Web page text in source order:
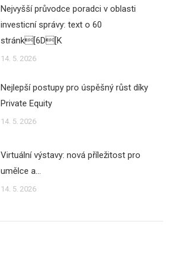
Nejvyšší průvodce poradci v oblasti
investicní správy: text o 60
stránk[6D[K
14. 5. 2026
Nejlepší postupy pro úspěšný růst díky
Private Equity
14. 5. 2026
Virtuální výstavy: nová příležitost pro
umělce a…
14. 5. 2026